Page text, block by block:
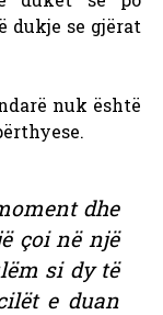
dukje se gjërat
nuk është
dhe
çoi në një
si dy të
e duan